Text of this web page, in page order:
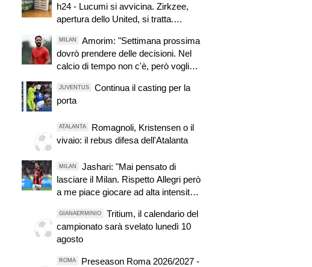
h24 - Lucumi si avvicina. Zirkzee,
apertura dello United, si tratta.
MILAN
Amorim: "Settimana prossima
dovrò prendere delle decisioni. Nel
calcio di tempo non c'è, però voglio
giusto"
JUVENTUS
Continua il casting per la
porta
ATALANTA
Romagnoli, Kristensen o il
vivaio: il rebus difesa dell'Atalanta
MILAN
Jashari: "Mai pensato di
lasciare il Milan. Rispetto Allegri però
a me piace giocare ad alta intensità e
sensazioni"
GIANAERMINIO
Tritium, il calendario del
campionato sarà svelato lunedì 10
agosto
ROMA
Preseason Roma 2026/2027 -